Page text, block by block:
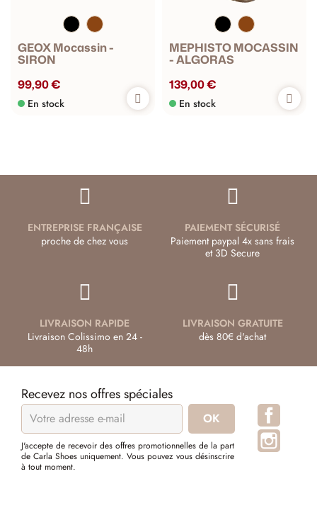
GEOX Mocassin -
SIRON
99,90 €
En stock
MEPHISTO MOCASSIN
- ALGORAS
139,00 €
En stock
ENTREPRISE FRANÇAISE
proche de chez vous
PAIEMENT SÉCURISÉ
Paiement paypal 4x sans frais
et 3D Secure
LIVRAISON RAPIDE
Livraison Colissimo en 24 -
48h
LIVRAISON GRATUITE
dès 80€ d'achat
Recevez nos offres spéciales
J'accepte de recevoir des offres promotionnelles de la part
de Carla Shoes uniquement. Vous pouvez vous désinscrire
à tout moment.